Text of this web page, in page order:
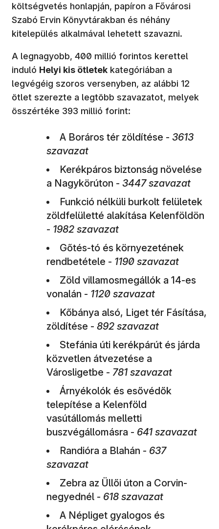
költségvetés honlapján, papíron a Fővárosi
Szabó Ervin Könyvtárakban és néhány
kitelepülés alkalmával lehetett szavazni.
A legnagyobb, 400 millió forintos kerettel
induló Helyi kis ötletek kategóriában a
legvégéig szoros versenyben, az alábbi 12
ötlet szerezte a legtöbb szavazatot, melyek
összértéke 393 millió forint:
A Boráros tér zöldítése - 3613
szavazat
Kerékpáros biztonság növelése
a Nagykörúton - 3447 szavazat
Funkció nélküli burkolt felületek
zöldfelületté alakítása Kelenföldön
- 1982 szavazat
Gőtés-tó és környezetének
rendbetétele - 1190 szavazat
Zöld villamosmegállók a 14-es
vonalán - 1120 szavazat
Kőbánya alsó, Liget tér Fásítása,
zöldítése - 892 szavazat
Stefánia úti kerékpárút és járda
közvetlen átvezetése a
Városligetbe - 781 szavazat
Árnyékolók és esővédők
telepítése a Kelenföld
vasútállomás melletti
buszvégállomásra - 641 szavazat
Randióra a Blahán - 637
szavazat
Zebra az Üllői úton a Corvin-
negyednél - 618 szavazat
A Népliget gyalogos és